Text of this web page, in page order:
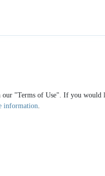
"Terms of Use". If you would
information